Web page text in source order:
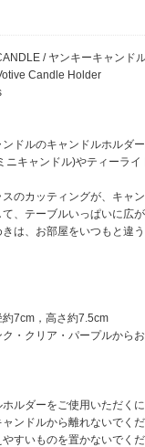
/ ヤンキーキャンドル
Candle Holder
ンドルのキャンドルホルダ
ニキャンドル)やティーライ
のカッティングが、キャ
、テーブルいっぱいに広
は、お部屋をいつもと違
7cm，高さ約7.5cm
ク・クリア・パープルから
ルダーをご使用いただく
ャンドルから離れないでく
やすいものを置かないでく